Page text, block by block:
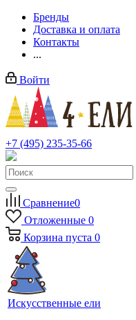
Бренды
Доставка и оплата
Контакты
...
Войти
+7 (495) 235-35-66
Заказать звонок
Сравнение0
Отложенные 0
Корзина пуста 0
Искусственные ели